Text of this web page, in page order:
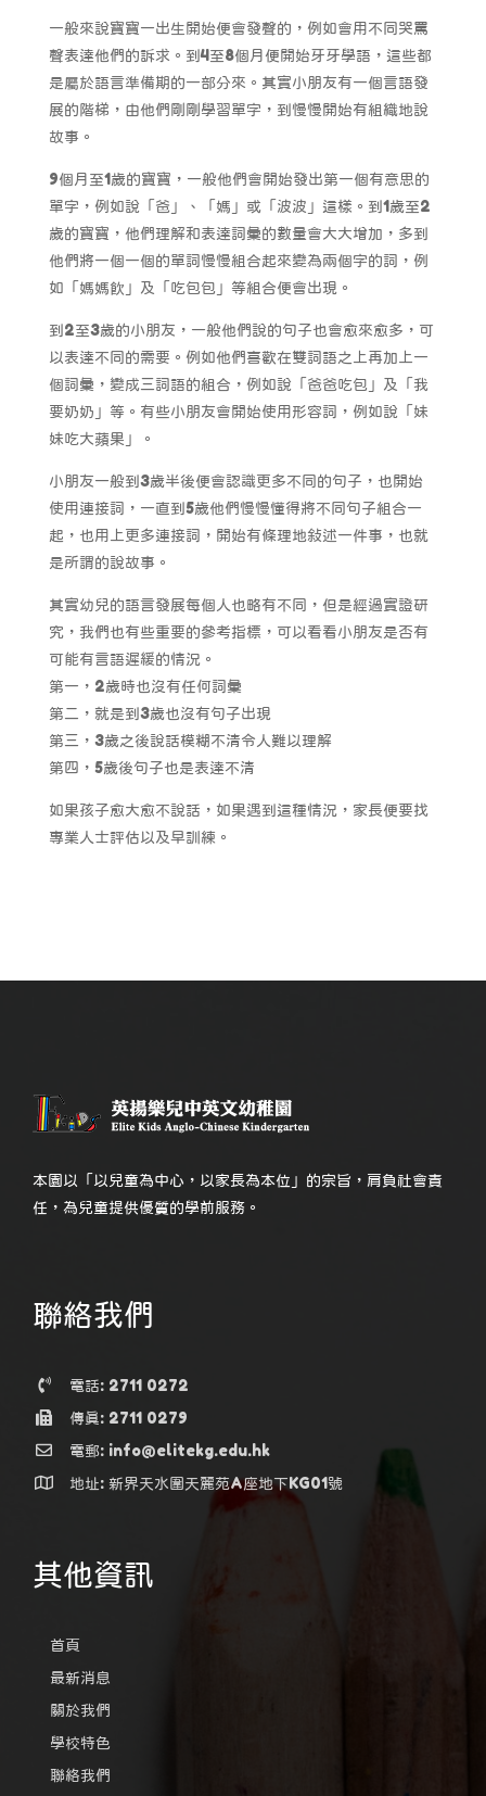
一般來說寶寶一出生開始便會發聲的，例如會用不同哭罵
聲表達他們的訴求。到4至8個月便開始牙牙學語，這些都
是屬於語言準備期的一部分來。其實小朋友有一個言語發
展的階梯，由他們剛剛學習單字，到慢慢開始有組織地說
故事。
9個月至1歲的寶寶，一般他們會開始發出第一個有意思的
單字，例如說「爸」、「媽」或「波波」這樣。到1歲至2
歲的寶寶，他們理解和表達詞彙的數量會大大增加，多到
他們將一個一個的單詞慢慢組合起來變為兩個字的詞，例
如「媽媽飲」及「吃包包」等組合便會出現。
到2至3歲的小朋友，一般他們說的句子也會愈來愈多，可
以表達不同的需要。例如他們喜歡在雙詞語之上再加上一
個詞彙，變成三詞語的組合，例如說「爸爸吃包」及「我
要奶奶」等。有些小朋友會開始使用形容詞，例如說「妹
妹吃大蘋果」。
小朋友一般到3歲半後便會認識更多不同的句子，也開始
使用連接詞，一直到5歲他們慢慢懂得將不同句子組合一
起，也用上更多連接詞，開始有條理地敍述一件事，也就
是所謂的說故事。
其實幼兒的語言發展每個人也略有不同，但是經過實證研
究，我們也有些重要的參考指標，可以看看小朋友是否有
可能有言語遲緩的情況。
第一，2歲時也沒有任何詞彙
第二，就是到3歲也沒有句子出現
第三，3歲之後說話模糊不清令人難以理解
第四，5歲後句子也是表達不清
如果孩子愈大愈不說話，如果遇到這種情況，家長便要找
專業人士評估以及早訓練。
本園以「以兒童為中心，以家長為本位」的宗旨，肩負社會責
任，為兒童提供優質的學前服務。
聯絡我們
電話: 2711 0272
傳真: 2711 0279
電郵: info@elitekg.edu.hk
地址: 新界天水圍天麗苑A座地下KG01號
其他資訊
首頁
最新消息
關於我們
學校特色
聯絡我們